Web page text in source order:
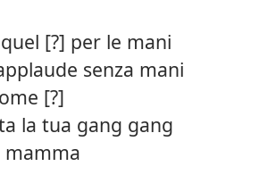
[?] per le mani
senza mani
[?]
la tua gang gang